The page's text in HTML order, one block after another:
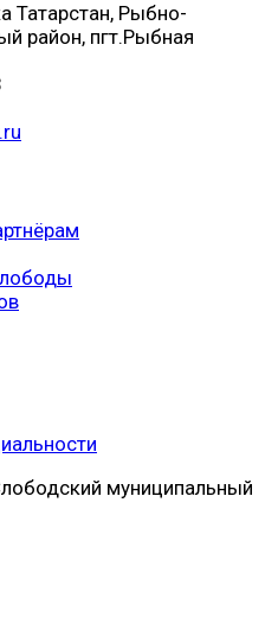
Татарстан, Рыбно-
район, пгт.Рыбная
муниципальный